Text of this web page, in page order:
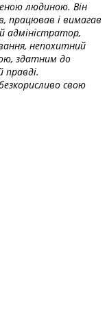
людиною. Він
працював і вимагав
адміністратор,
непохитний
здатним до
правді.
свою